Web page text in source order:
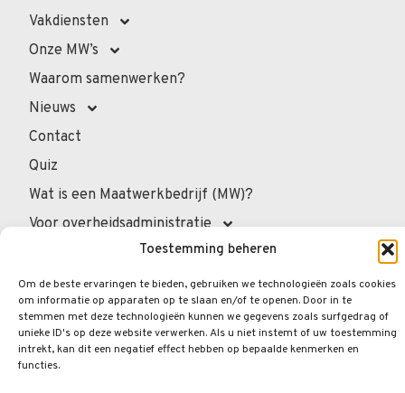
Toestemming beheren
Om de beste ervaringen te bieden, gebruiken we technologieën zoals cookies
om informatie op apparaten op te slaan en/of te openen. Door in te
stemmen met deze technologieën kunnen we gegevens zoals surfgedrag of
unieke ID's op deze website verwerken. Als u niet instemt of uw toestemming
intrekt, kan dit een negatief effect hebben op bepaalde kenmerken en
functies.
Vakdiensten
Onze MW’s
Waarom samenwerken?
Nieuws
Contact
Quiz
Wat is een Maatwerkbedrijf (MW)?
Voor overheidsadministratie
Voor de professionals
Voor privépersonen
Veelgestelde vragen